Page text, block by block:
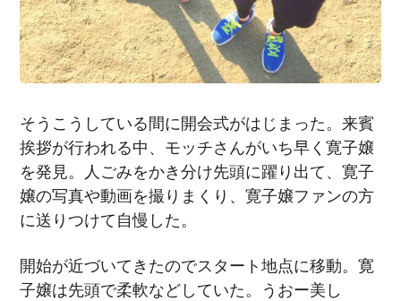
そうこうしている間に開会式がはじまった。来賓
挨拶が行われる中、モッチさんがいち早く寛子嬢
を発見。人ごみをかき分け先頭に躍り出て、寛子
嬢の写真や動画を撮りまくり、寛子嬢ファンの方
に送りつけて自慢した。
開始が近づいてきたのでスタート地点に移動。寛
子嬢は先頭で柔軟などしていた。うおー美し